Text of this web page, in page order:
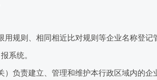
规则、相同相近比对规则等企业名称登记
系统。
负责建立、管理和维护本行政区域内的企